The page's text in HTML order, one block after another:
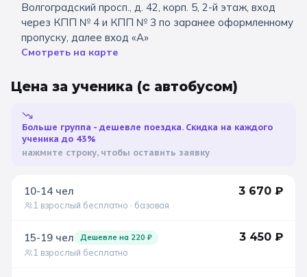
📍 ПО ГОРОДАМ
Москва
Золотое кольцо
Волгоградский просп., д. 42, корп. 5, 2-й этаж, вход
через КПП № 4 и КПП № 3 по заранее оформленному
пропуску, далее вход «А»
Смотреть на карте
Цена за ученика (с автобусом)
Больше группа - дешевле поездка. Скидка на каждого
ученика до 43%
нажмите строку, чтобы оставить заявку
10-14 чел
1 взрослый бесплатно · базовая
3 670 ₽
15-19 чел Дешевле на 220 ₽
1 взрослый бесплатно
3 450 ₽